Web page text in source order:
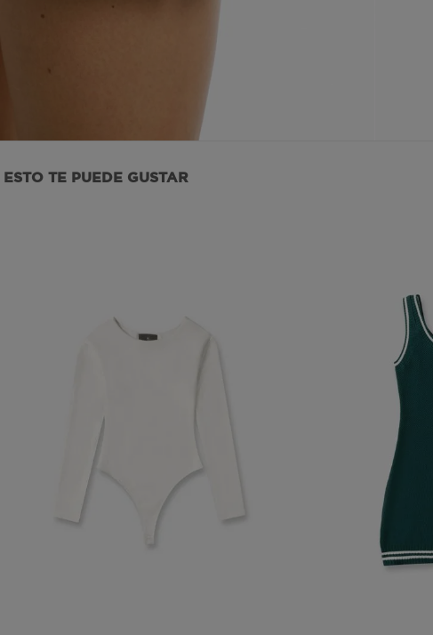
ESTO TE PUEDE GUSTAR
biggy-session-
checkout.vtex.com
CheckoutDataAccess